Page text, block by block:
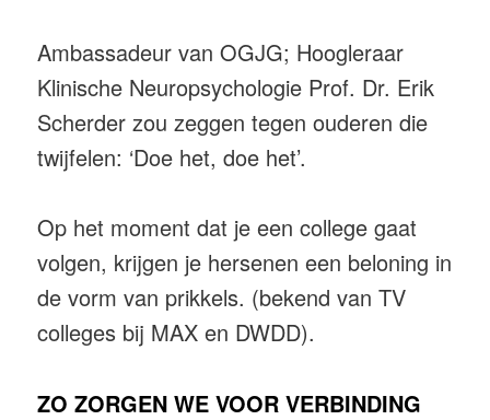
Ambassadeur van OGJG; Hoogleraar
Klinische Neuropsychologie Prof. Dr. Erik
Scherder zou zeggen tegen ouderen die
twijfelen: ‘Doe het, doe het’.
Op het moment dat je een college gaat
volgen, krijgen je hersenen een beloning in
de vorm van prikkels. (bekend van TV
colleges bij MAX en DWDD).
ZO ZORGEN WE VOOR VERBINDING